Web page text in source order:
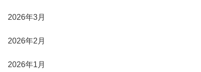
2026年3月
2026年2月
2026年1月